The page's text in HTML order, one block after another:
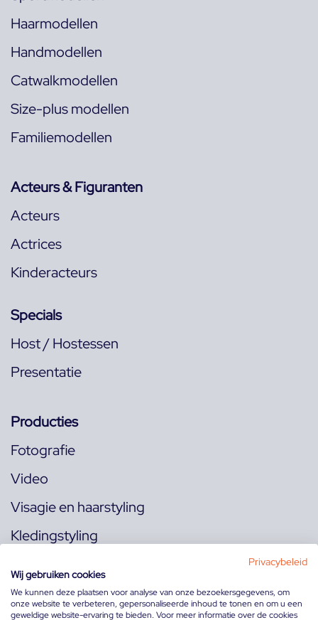
Haarmodellen
Handmodellen
Catwalkmodellen
Size-plus modellen
Familiemodellen
Acteurs & Figuranten
Acteurs
Actrices
Kinderacteurs
Specials
Host / Hostessen
Presentatie
Producties
Fotografie
Video
Visagie en haarstyling
Kledingstyling
Volg ons op:
Privacybeleid
Wij gebruiken cookies
We kunnen deze plaatsen voor analyse van onze bezoekersgegevens, om
onze website te verbeteren, gepersonaliseerde inhoud te tonen en om u een
geweldige website-ervaring te bieden. Voor meer informatie over de cookies